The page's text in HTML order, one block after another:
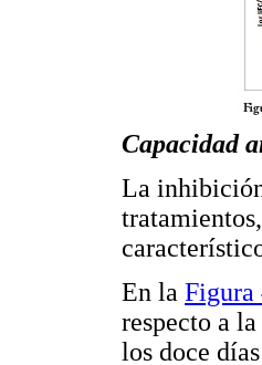
Capacidad
La
En la Figura
respecto a
los doce